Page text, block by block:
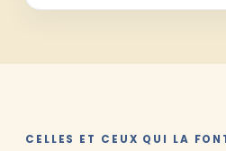
CELLES ET CEUX QUI LA